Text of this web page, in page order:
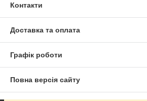
Контакти
Доставка та оплата
Графік роботи
Повна версія сайту